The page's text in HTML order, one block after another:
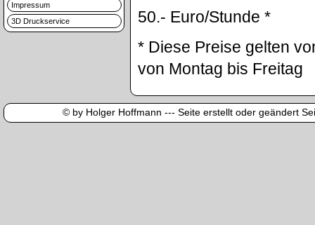
Impressum
3D Druckservice
50.- Euro/Stunde *
* Diese Preise gelten
von Montag bis Freitag
© by Holger Hoffmann --- Seite erstellt oder geändert